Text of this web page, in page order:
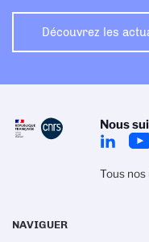
Découvrez les
Nous
Tous nos
NAVIGUER